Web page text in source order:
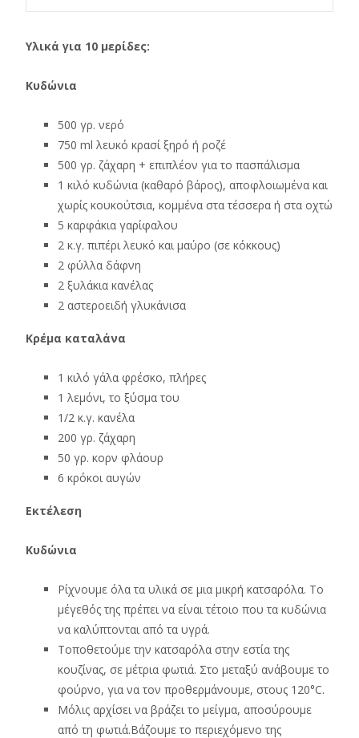
Υλικά για 10 μερίδες:
Κυδώνια
500 γρ. νερό
750 ml λευκό κρασί ξηρό ή ροζέ
500 γρ. ζάχαρη + επιπλέον για το πασπάλισμα
1 κιλό κυδώνια (καθαρό βάρος), αποφλοιωμένα και
χωρίς κουκούτσια, κομμένα στα τέσσερα ή στα οχτώ
5 καρφάκια γαρίφαλου
2 κ.γ. πιπέρι λευκό και μαύρο (σε κόκκους)
2 φύλλα δάφνη
2 ξυλάκια κανέλας
2 αστεροειδή γλυκάνισα
Κρέμα καταλάνα
1 κιλό γάλα φρέσκο, πλήρες
1 λεμόνι, το ξύσμα του
1/2 κ.γ. κανέλα
200 γρ. ζάχαρη
50 γρ. κορν φλάουρ
6 κρόκοι αυγών
Εκτέλεση
Κυδώνια
Ρίχνουμε όλα τα υλικά σε μια μικρή κατσαρόλα. Το
μέγεθός της πρέπει να είναι τέτοιο που τα κυδώνια
να καλύπτονται από τα υγρά.
Τοποθετούμε την κατσαρόλα στην εστία της
κουζίνας, σε μέτρια φωτιά. Στο μεταξύ ανάβουμε το
φούρνο, για να τον προθερμάνουμε, στους 120°C.
Μόλις αρχίσει να βράζει το μείγμα, αποσύρουμε
από τη φωτιά.Βάζουμε το περιεχόμενο της